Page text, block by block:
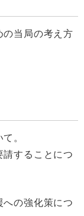
当局の考え方
。
することにつ
の強化策につ